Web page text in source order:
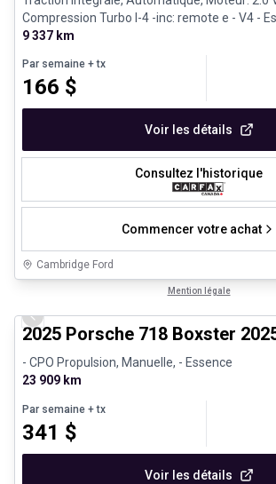
Compression Turbo I-4 -inc: remote e - V4 -
9 337 km
Par semaine + tx
166 $
Voir les détails
Consultez l'historique
Commencer votre achat
Cambridge Ford
Mention légale
Véhicules d'occasion certifiés
Previous slide
2025 Porsche 718 Boxster
- CPO Propulsion, Manuelle, - Essence
23 909 km
Par semaine + tx
341 $
Voir les détails